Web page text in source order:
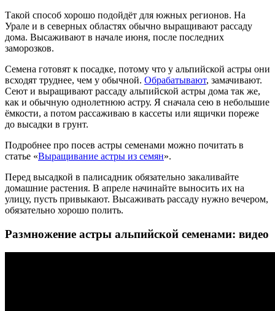
Такой способ хорошо подойдёт для южных регионов. На
Урале и в северных областях обычно выращивают рассаду
дома. Высаживают в начале июня, после последних
заморозков.
Семена готовят к посадке, потому что у альпийской астры они
всходят труднее, чем у обычной. Обрабатывают, замачивают.
Сеют и выращивают рассаду альпийской астры дома так же,
как и обычную однолетнюю астру. Я сначала сею в небольшие
ёмкости, а потом рассаживаю в кассеты или ящички пореже
до высадки в грунт.
Подробнее про посев астры семенами можно почитать в
статье «Выращивание астры из семян».
Перед высадкой в палисадник обязательно закаливайте
домашние растения. В апреле начинайте выносить их на
улицу, пусть привыкают. Высаживать рассаду нужно вечером,
обязательно хорошо полить.
Размножение астры альпийской семенами: видео